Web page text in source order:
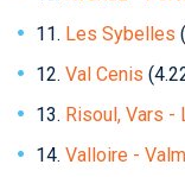
Magazinok
Olvasnivaló
11. Les Sybelles
12. Val Cenis
13. Risoul, Vars -
14. Valloire -